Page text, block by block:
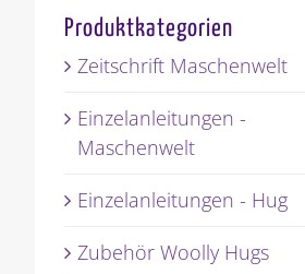
Produktkategorien
Zeitschrift Maschenwelt
Einzelanleitungen -
Maschenwelt
Einzelanleitungen - Hug
Zubehör Woolly Hugs